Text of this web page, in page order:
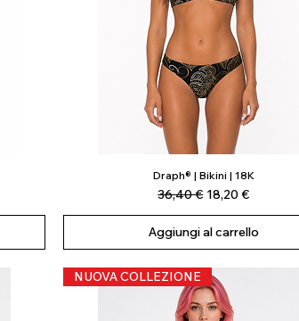
Vista rapida
Draph® | Bikini | 18K
Prezzo regolare
36,40 € Prezzo scontato
18,20 €
Aggiungi al carrello
NUOVA COLLEZIONE